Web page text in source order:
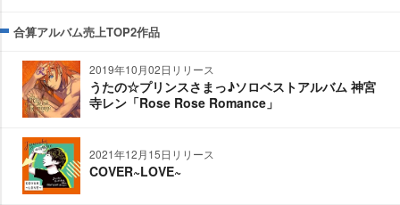
合算アルバム売上TOP2作品
2019年10月02日リリース
うたの☆プリンスさまっ♪ソロベストアルバム 神宮
寺レン「Rose Rose Romance」
2021年12月15日リリース
COVER~LOVE~